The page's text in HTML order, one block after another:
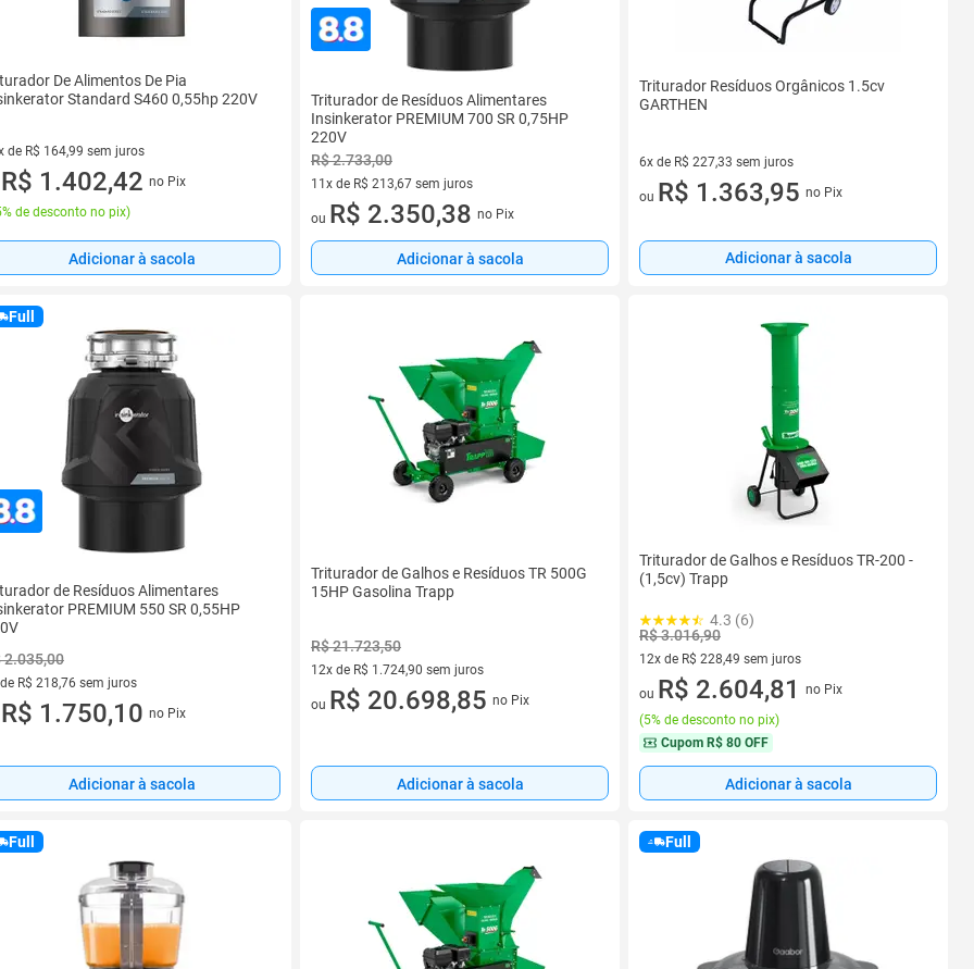
De Alimentos De Pia
Standard S460 0,55hp 220V
de R$ 164,99 sem juros
vez de R$ 164,99 sem juros
R$ 1.402,42 no Pix
de desconto no pix)
Adicionar à sacola
Triturador de Resíduos Alimentares
Insinkerator PREMIUM 700 SR 0,75HP
220V
R$ 2.733,00
11x de R$ 213,67 sem juros
11 vez de R$ 213,67 sem juros
ou R$ 2.350,38 no Pix
Adicionar à sacola
Triturador Resíduos Orgânicos 1.5cv
GARTHEN
6x de R$ 227,33 sem juros
6 vez de R$ 227,33 sem juros
ou R$ 1.363,95 no Pix
Adicionar à sacola
Full
de Resíduos Alimentares
PREMIUM 550 SR 0,55HP
2.035,00
R$ 218,76 sem juros
de R$ 218,76 sem juros
R$ 1.750,10 no Pix
Adicionar à sacola
Triturador de Galhos e Resíduos TR 500G
15HP Gasolina Trapp
R$ 21.723,50
12x de R$ 1.724,90 sem juros
12 vez de R$ 1.724,90 sem juros
ou R$ 20.698,85 no Pix
Adicionar à sacola
Triturador de Galhos e Resíduos TR-200 -
(1,5cv) Trapp
4.3 (6)
R$ 3.016,90
12x de R$ 228,49 sem juros
12 vez de R$ 228,49 sem juros
ou R$ 2.604,81
no Pix
(5% de desconto no pix)
Cupom R$ 80 OFF
Adicionar à sacola
Full Full